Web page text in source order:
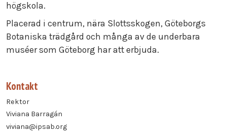
högskola.
Placerad i centrum, nära Slottsskogen, Göteborgs
Botaniska trädgård och många av de underbara
muséer som Göteborg har att erbjuda.
Kontakt
Rektor
Viviana Barragán
viviana@ipsab.org